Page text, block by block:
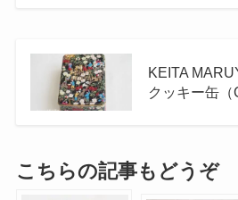
KEITA
クッキー缶（
こちらの記事もどうぞ